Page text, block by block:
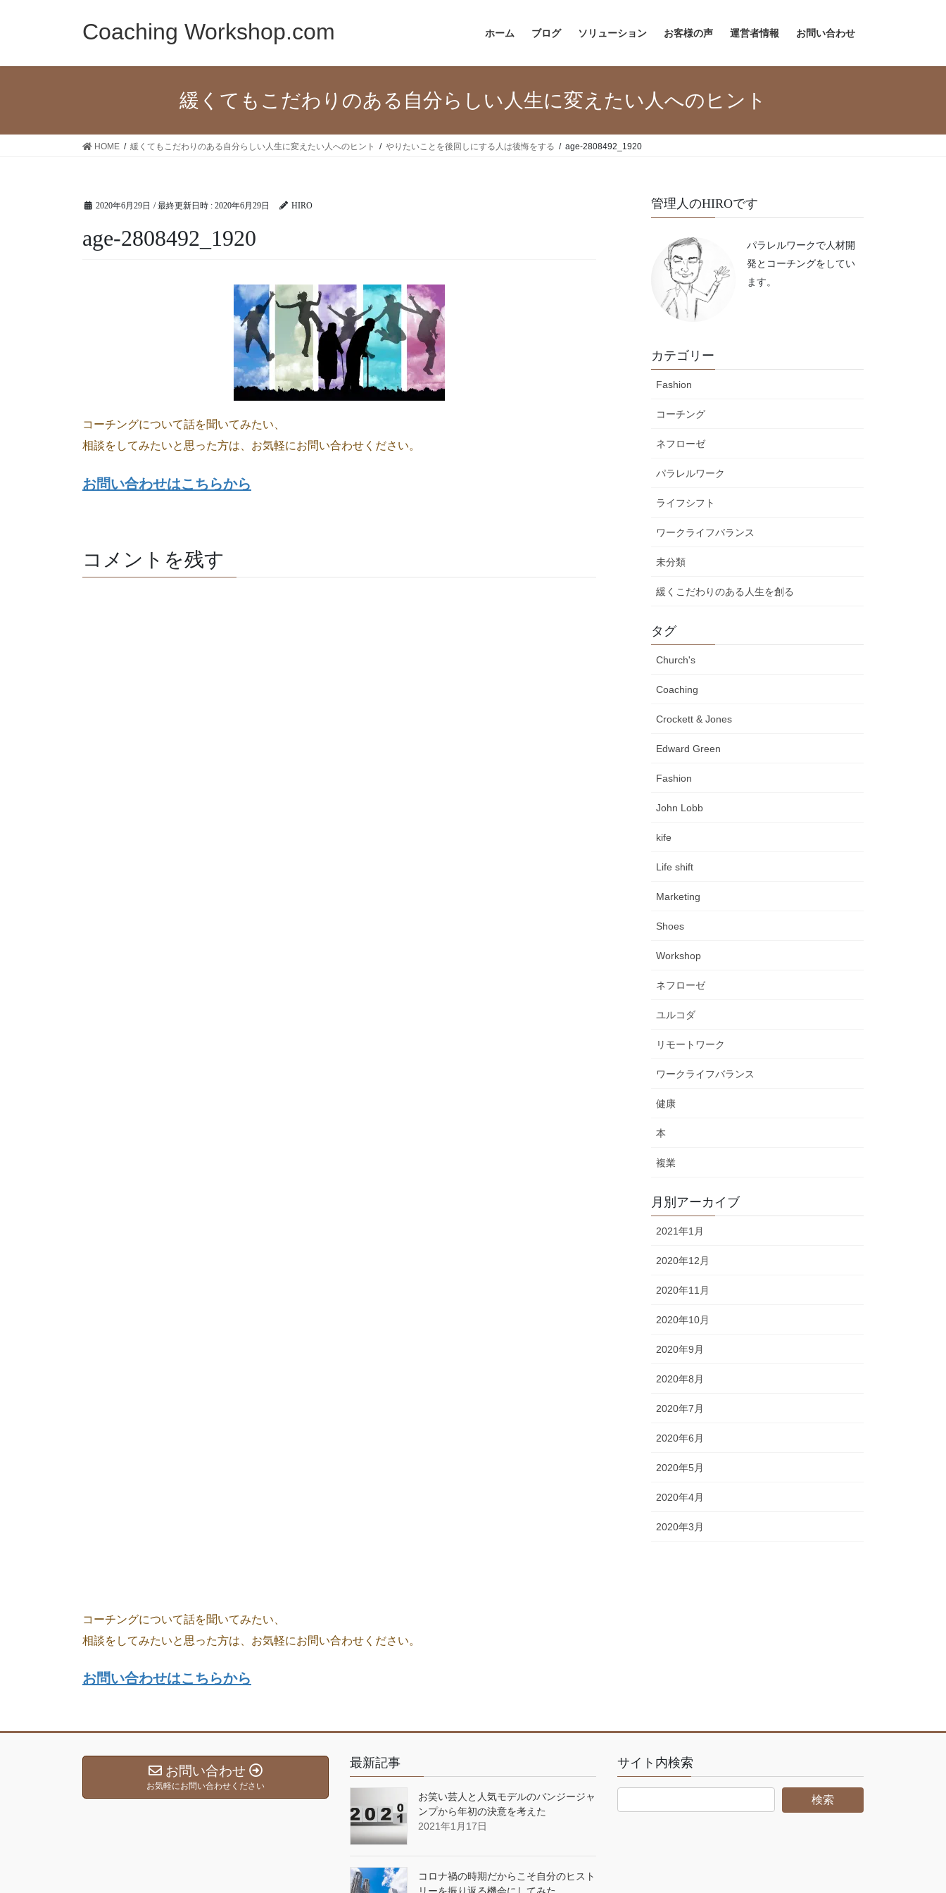
Coaching Workshop.com ホーム ブログ ソリューション お客様の声 運営者情報 お問い合わせ
緩くてもこだわりのある自分らしい人生に変えたい人へのヒント
HOME 緩くてもこだわりのある自分らしい人生に変えたい人へのヒント やりたいことを後回しにする人は後悔をする age-2808492_1920
2020年6月29日 / 最終更新日時 : 2020年6月29日 HIRO
age-2808492_1920
コーチングについて話を聞いてみたい、
相談をしてみたいと思った方は、お気軽にお問い合わせください。
お問い合わせはこちらから
コメントを残す
管理人のHIROです
パラレルワークで人材開
発とコーチングをしてい
ます。
カテゴリー
Fashion
コーチング
ネフローゼ
パラレルワーク
ライフシフト
ワークライフバランス
未分類
緩くこだわりのある人生を創る
タグ
Church's
Coaching
Crockett & Jones
Edward Green
Fashion
John Lobb
kife
Life shift
Marketing
Shoes
Workshop
ネフローゼ
ユルコダ
リモートワーク
ワークライフバランス
健康
本
複業
月別アーカイブ
2021年1月
2020年12月
2020年11月
2020年10月
2020年9月
2020年8月
2020年7月
2020年6月
2020年5月
2020年4月
2020年3月
コーチングについて話を聞いてみたい、
相談をしてみたいと思った方は、お気軽にお問い合わせください。
お問い合わせはこちらから
お問い合わせ
お気軽にお問い合わせください
最新記事
お笑い芸人と人気モデルのバンジージャ
ンプから年初の決意を考えた
2021年1月17日
コロナ禍の時期だからこそ自分のヒスト
サイト内検索